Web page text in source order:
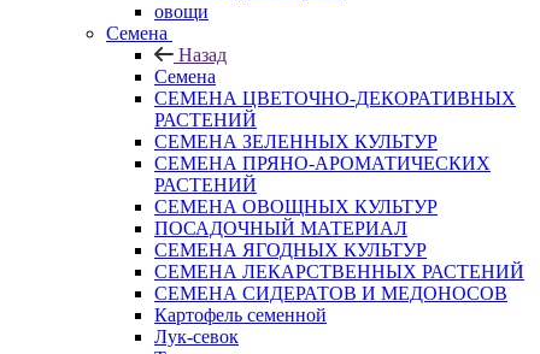
овощи
Семена
Назад
Семена
СЕМЕНА ЦВЕТОЧНО-ДЕКОРАТИВНЫХ
РАСТЕНИЙ
СЕМЕНА ЗЕЛЕННЫХ КУЛЬТУР
СЕМЕНА ПРЯНО-АРОМАТИЧЕСКИХ
РАСТЕНИЙ
СЕМЕНА ОВОЩНЫХ КУЛЬТУР
ПОСАДОЧНЫЙ МАТЕРИАЛ
СЕМЕНА ЯГОДНЫХ КУЛЬТУР
СЕМЕНА ЛЕКАРСТВЕННЫХ РАСТЕНИЙ
СЕМЕНА СИДЕРАТОВ И МЕДОНОСОВ
Картофель семенной
Лук-севок